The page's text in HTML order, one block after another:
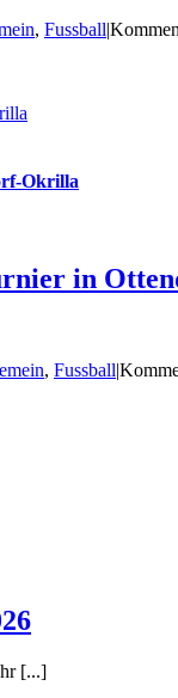
, Fussball|
Okrilla
in
, Fussball|
[...]